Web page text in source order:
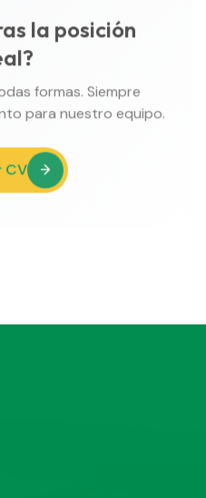
la posición
para nuestro equipo.